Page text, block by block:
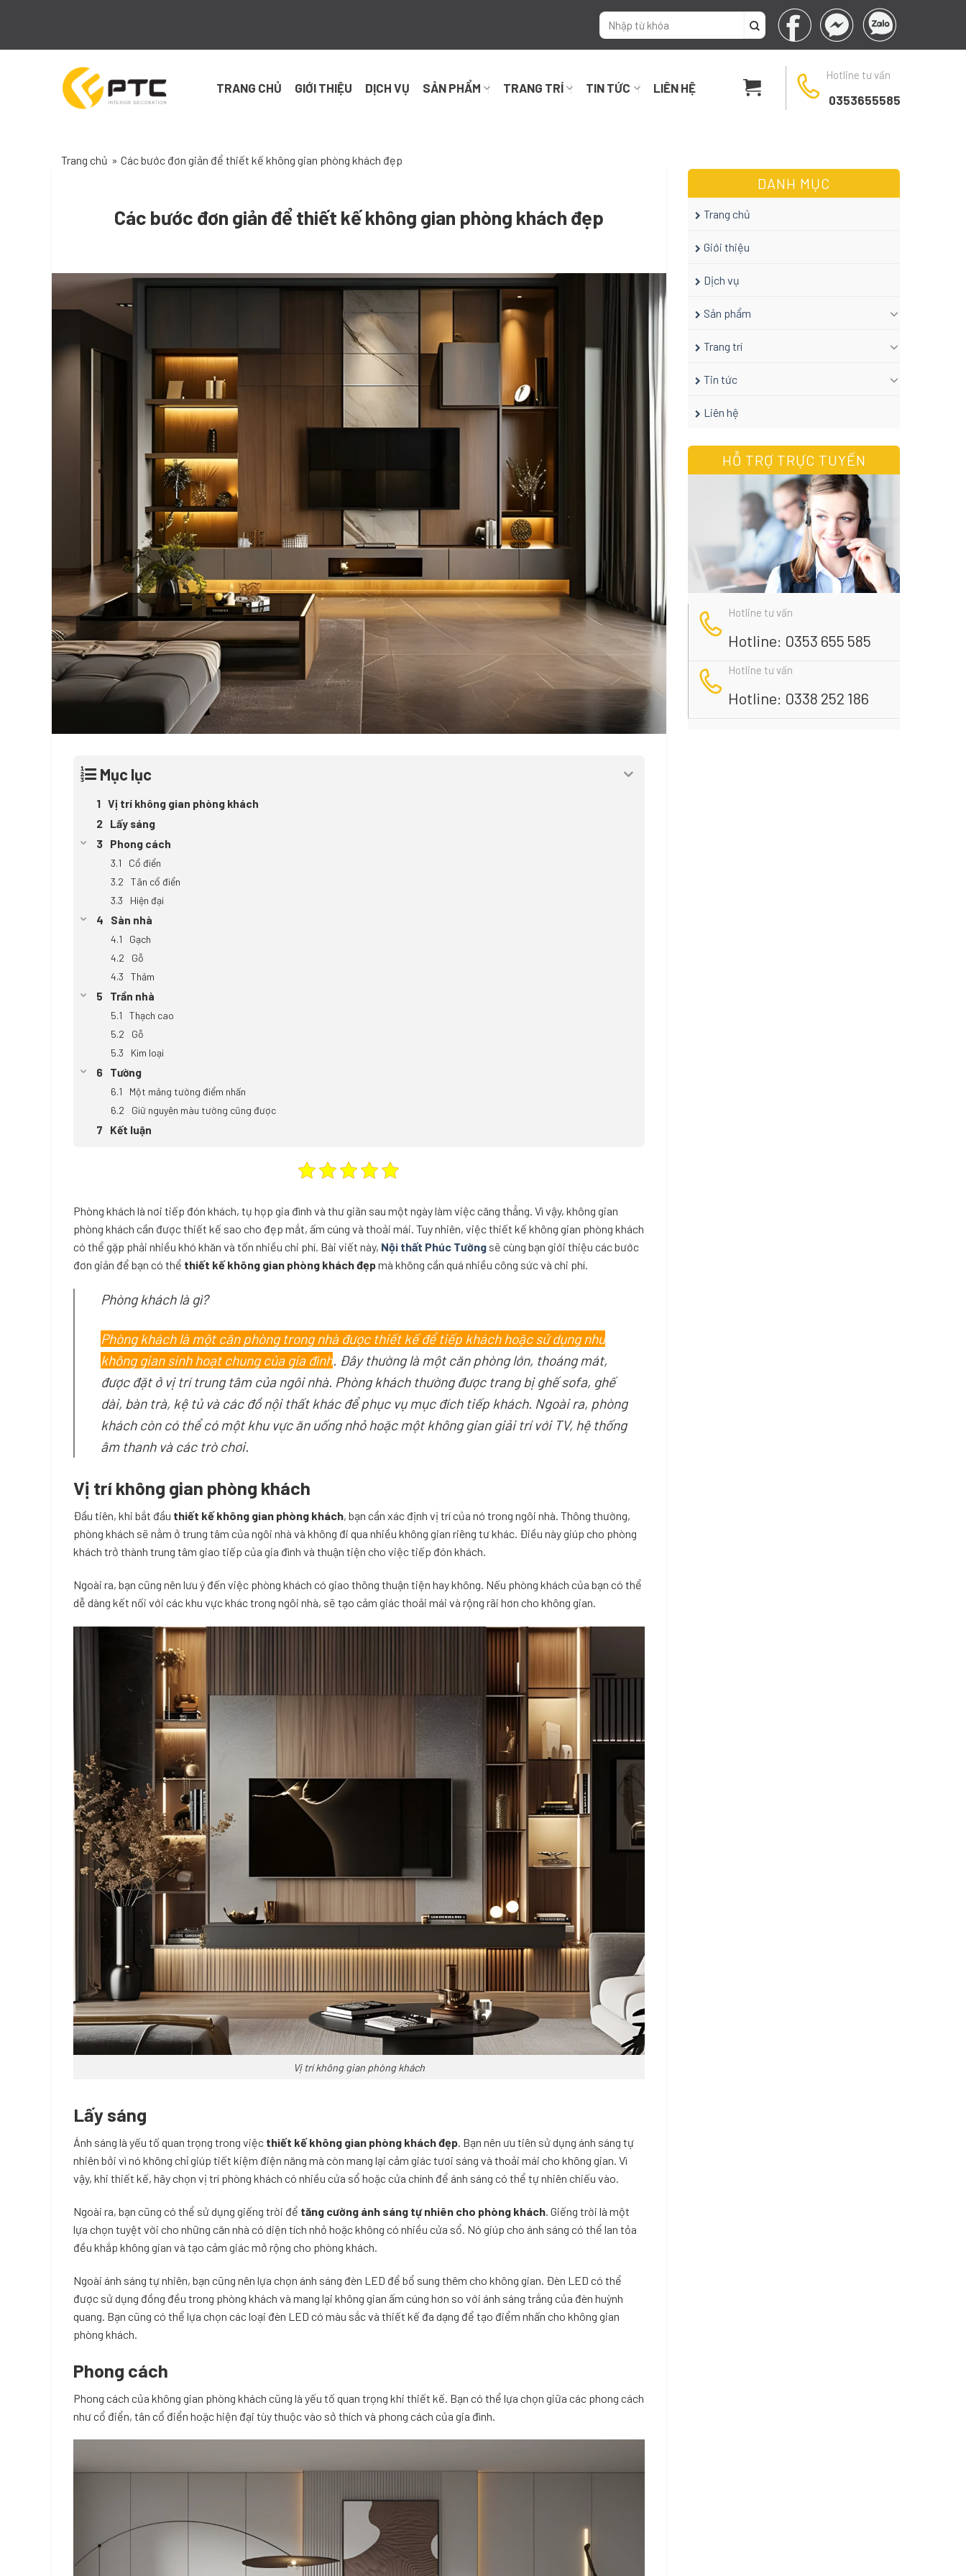
TRANG CHỦ GIỚI THIỆU DỊCH VỤ SẢN PHẨM TRANG TRÍ TIN TỨC LIÊN HỆ
Hotline tư vấn
0353655585
Trang chủ » Các bước đơn giản để thiết kế không gian phòng khách đẹp
Các bước đơn giản để thiết kế không gian phòng khách đẹp
Mục lục
Vị trí không gian phòng khách
Lấy sáng
Phong cách
Cổ điển
Tân cổ điển
Hiện đại
Sàn nhà
Gạch
Gỗ
Thảm
Trần nhà
Thạch cao
Gỗ
Kim loại
Tường
Một mảng tường điểm nhấn
Giữ nguyên màu tường cũng được
Kết luận
Phòng khách là nơi tiếp đón khách, tụ họp gia đình và thư giãn sau một ngày làm việc căng thẳng. Vì vậy, không gian
phòng khách cần được thiết kế sao cho đẹp mắt, ấm cúng và thoải mái. Tuy nhiên, việc thiết kế không gian phòng khách
có thể gặp phải nhiều khó khăn và tốn nhiều chi phí. Bài viết này, Nội thất Phúc Tường sẽ cùng bạn giới thiệu các bước
đơn giản để bạn có thể thiết kế không gian phòng khách đẹpmà không cần quá nhiều công sức và chi phí.
Phòng khách là gì?
Phòng khách là một căn phòng trong nhà được thiết kế để tiếp khách hoặc sử dụng như
không gian sinh hoạt chung của gia đình. Đây thường là một căn phòng lớn, thoáng mát,
được đặt ở vị trí trung tâm của ngôi nhà. Phòng khách thường được trang bị ghế sofa, ghế
dài, bàn trà, kệ tủ và các đồ nội thất khác để phục vụ mục đích tiếp khách. Ngoài ra, phòng
khách còn có thể có một khu vực ăn uống nhỏ hoặc một không gian giải trí với TV, hệ thống
âm thanh và các trò chơi.
Vị trí không gian phòng khách
Đầu tiên, khi bắt đầu thiết kế không gian phòng khách, bạn cần xác định vị trí của nó trong ngôi nhà. Thông thường,
phòng khách sẽ nằm ở trung tâm của ngôi nhà và không đi qua nhiều không gian riêng tư khác. Điều này giúp cho phòng
khách trở thành trung tâm giao tiếp của gia đình và thuận tiện cho việc tiếp đón khách.
Ngoài ra, bạn cũng nên lưu ý đến việc phòng khách có giao thông thuận tiện hay không. Nếu phòng khách của bạn có thể
dễ dàng kết nối với các khu vực khác trong ngôi nhà, sẽ tạo cảm giác thoải mái và rộng rãi hơn cho không gian.
Vị trí không gian phòng khách
Lấy sáng
Ánh sáng là yếu tố quan trọng trong việc thiết kế không gian phòng khách đẹp. Bạn nên ưu tiên sử dụng ánh sáng tự
nhiên bởi vì nó không chỉ giúp tiết kiệm điện năng mà còn mang lại cảm giác tươi sáng và thoải mái cho không gian. Vì
vậy, khi thiết kế, hãy chọn vị trí phòng khách có nhiều cửa sổ hoặc cửa chính để ánh sáng có thể tự nhiên chiếu vào.
Ngoài ra, bạn cũng có thể sử dụng giếng trời để tăng cường ánh sáng tự nhiên cho phòng khách. Giếng trời là một
lựa chọn tuyệt vời cho những căn nhà có diện tích nhỏ hoặc không có nhiều cửa sổ. Nó giúp cho ánh sáng có thể lan tỏa
đều khắp không gian và tạo cảm giác mở rộng cho phòng khách.
Ngoài ánh sáng tự nhiên, bạn cũng nên lựa chọn ánh sáng đèn LED để bổ sung thêm cho không gian. Đèn LED có thể
được sử dụng đồng đều trong phòng khách và mang lại không gian ấm cúng hơn so với ánh sáng trắng của đèn huỳnh
quang. Bạn cũng có thể lựa chọn các loại đèn LED có màu sắc và thiết kế đa dạng để tạo điểm nhấn cho không gian
phòng khách.
Phong cách
Phong cách của không gian phòng khách cũng là yếu tố quan trọng khi thiết kế. Bạn có thể lựa chọn giữa các phong cách
như cổ điển, tân cổ điển hoặc hiện đại tùy thuộc vào sở thích và phong cách của gia đình.
DANH MỤC
Trang chủ
Giới thiệu
Dịch vụ
Sản phẩm
Trang trí
Tin tức
Liên hệ
HỖ TRỢ TRỰC TUYẾN
Hotline tư vấn
Hotline: 0353 655 585
Hotline tư vấn
Hotline: 0338 252 186